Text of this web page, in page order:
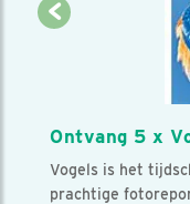
Ontvang 5 x
Vogels is het
prachtige